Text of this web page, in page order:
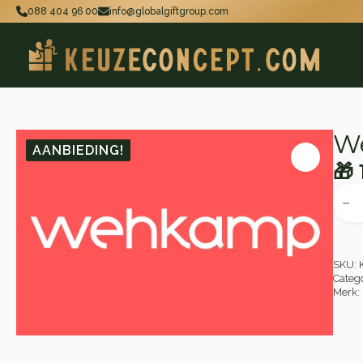
088 404 96 00 info@globalgiftgroup.com
AANBIEDING!
🎁
🎁
🎁
SKU:
Merk: